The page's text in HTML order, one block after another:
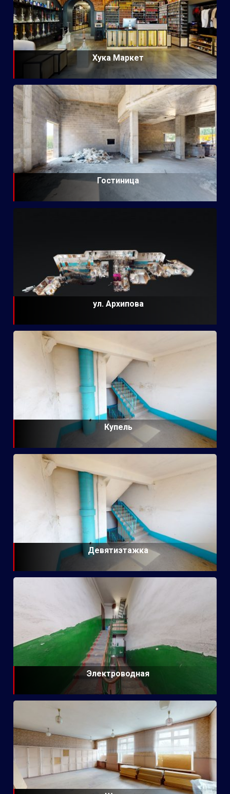
Хука Маркет
Гостиница
ул. Архипова
Купель
Девятиэтажка
Электроводная